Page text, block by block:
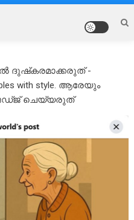
ദുഷ്‌കരമാക്കരുത് -
with style. ആരേയും
ജഡ്ജ് ചെയ്യരുത്